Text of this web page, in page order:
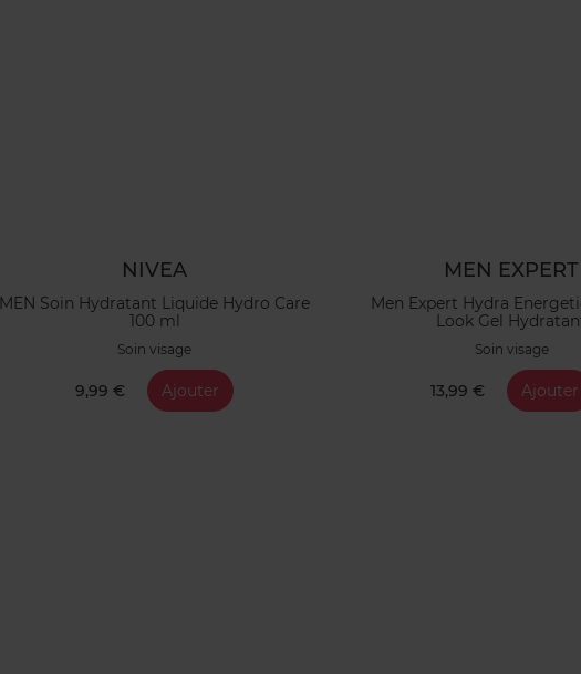
NIVEA
MEN Soin Hydratant Liquide Hydro Care
100 ml
Soin visage
9,99 € Ajouter
MEN EXPERT
Men Expert Hydra
Look Gel
Soin visage
13,99 € Ajouter